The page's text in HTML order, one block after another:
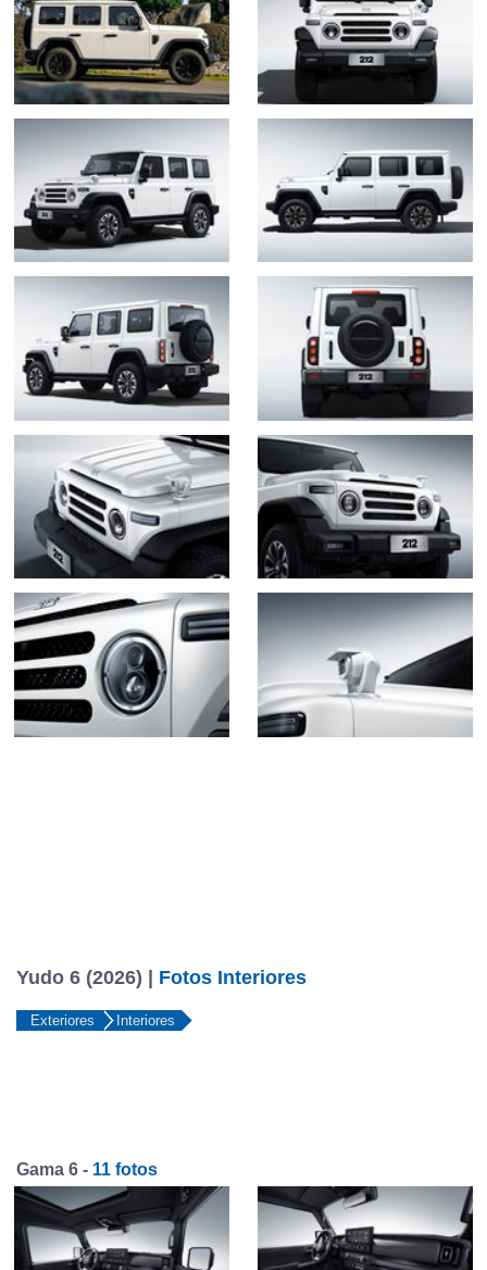
Yudo 6 (2026) | Fotos Interiores
Exteriores Interiores
Gama 6 - 11 fotos